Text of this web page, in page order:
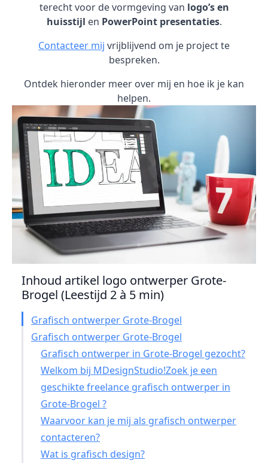
terecht voor de vormgeving van logo’s en
huisstijl en PowerPoint presentaties.
Contacteer mij vrijblijvend om je project te
bespreken.
Ontdek hieronder meer over mij en hoe ik je kan
helpen.
Inhoud artikel logo ontwerper Grote-
Brogel (Leestijd 2 à 5 min)
Grafisch ontwerper Grote-Brogel
Grafisch ontwerper Grote-Brogel
Grafisch ontwerper in Grote-Brogel gezocht?
Welkom bij MDesignStudio!Zoek je een
geschikte freelance grafisch ontwerper in
Grote-Brogel ?
Waarvoor kan je mij als grafisch ontwerper
contacteren?
Wat is grafisch design?